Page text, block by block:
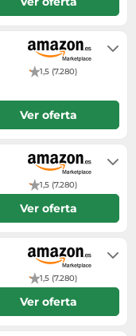
1,5 (7.280)
Ver oferta
1,5 (7.280)
Ver oferta
1,5 (7.280)
Ver oferta